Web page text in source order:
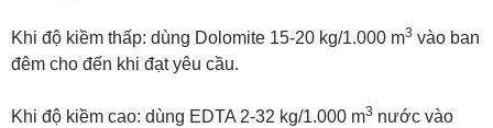
Khi độ kiềm thấp: dùng Dolomite 15-20 kg/1.000 m3 vào ban
đêm cho đến khi đạt yêu cầu.
Khi độ kiềm cao: dùng EDTA 2-32 kg/1.000 m3 nước vào